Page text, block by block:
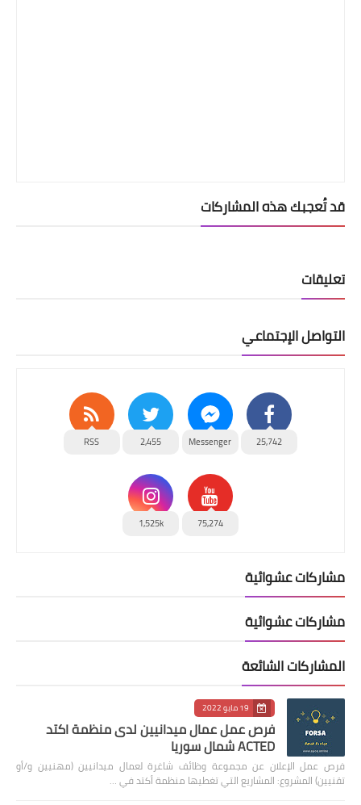
قد تُعجبك هذه المشاركات
تعليقات
التواصل الإجتماعي
25,742
Messenger
2,455
RSS
75,274
1,525k
مشاركات عشوائية
مشاركات عشوائية
المشاركات الشائعة
19 مايو 2022
فرص عمل عمال ميدانيين لدى منظمة اكتد
ACTED شمال سوريا
فرص عمل الإعلان عن مجموعة وظائف شاغرة لعمال ميدانيين (مهنيين و/أو
تقنيين) المشروع: المشاريع التي تغطيها منظمة أكتد في …